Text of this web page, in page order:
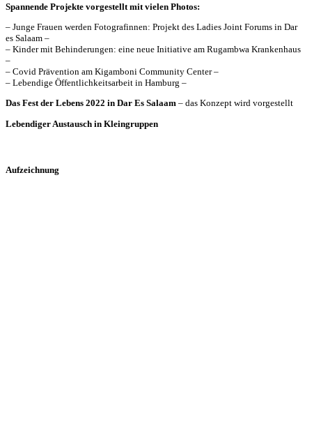
Spannende Projekte vorgestellt mit vielen Photos:
– Junge Frauen werden Fotografinnen: Projekt des Ladies Joint Forums in Dar
es Salaam –
– Kinder mit Behinderungen: eine neue Initiative am Rugambwa Krankenhaus
–
– Covid Prävention am Kigamboni Community Center –
– Lebendige Öffentlichkeitsarbeit in Hamburg –
Das Fest der Lebens 2022 in Dar Es Salaam – das Konzept wird vorgestellt
Lebendiger Austausch in Kleingruppen
Aufzeichnung